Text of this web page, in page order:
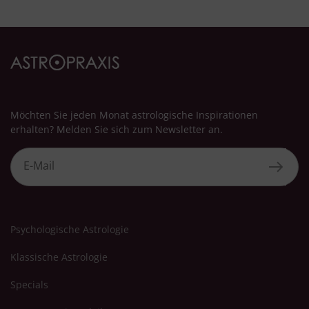
Möchten Sie jeden Monat astrologische Inspirationen
erhalten? Melden Sie sich zum Newsletter an.
Psychologische Astrologie
Klassische Astrologie
Specials
Verwendung genauer Standortdaten